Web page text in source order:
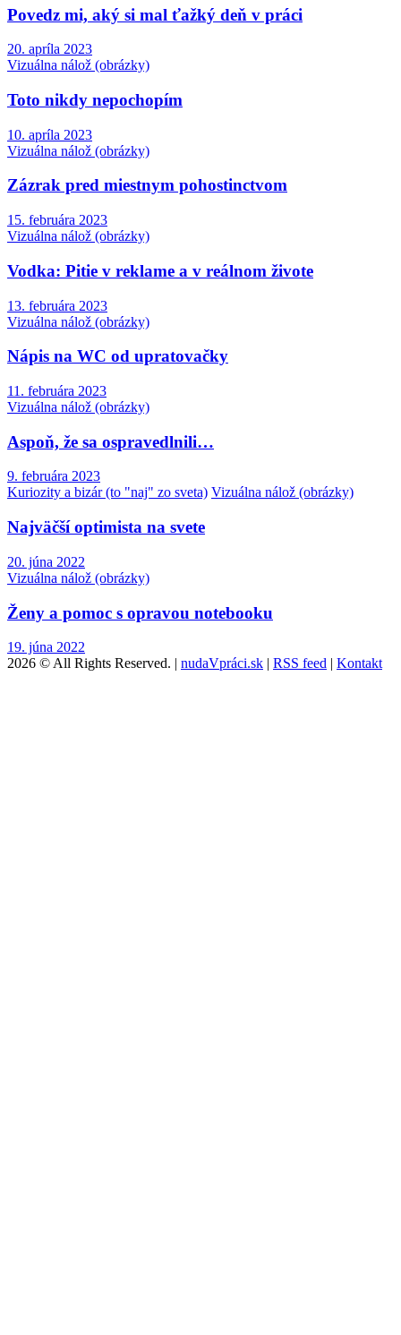
Povedz mi, aký si mal ťažký deň v práci
20. apríla 2023
Vizuálna nálož (obrázky)
Toto nikdy nepochopím
10. apríla 2023
Vizuálna nálož (obrázky)
Zázrak pred miestnym pohostinctvom
15. februára 2023
Vizuálna nálož (obrázky)
Vodka: Pitie v reklame a v reálnom živote
13. februára 2023
Vizuálna nálož (obrázky)
Nápis na WC od upratovačky
11. februára 2023
Vizuálna nálož (obrázky)
Aspoň, že sa ospravedlnili…
9. februára 2023
Kuriozity a bizár (to "naj" zo sveta) Vizuálna nálož (obrázky)
Najväčší optimista na svete
20. júna 2022
Vizuálna nálož (obrázky)
Ženy a pomoc s opravou notebooku
19. júna 2022
2026 © All Rights Reserved. | nudaVpráci.sk | RSS feed | Kontakt